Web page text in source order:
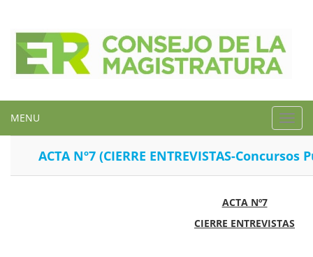
MENU
ACTA Nº7 (CIERRE ENTREVISTAS-Concursos
ACTA Nº7
CIERRE ENTREVISTAS